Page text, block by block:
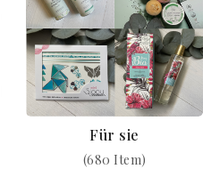
Für sie
(680 Item)